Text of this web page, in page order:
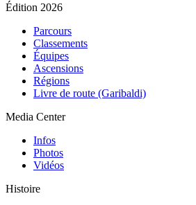
Édition 2026
Parcours
Classements
Équipes
Ascensions
Régions
Livre de route (Garibaldi)
Media Center
Infos
Photos
Vidéos
Histoire